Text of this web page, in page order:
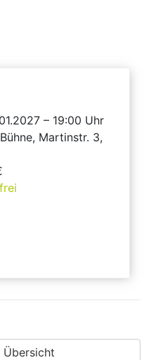
– 19:00 Uhr
Martinstr. 3,